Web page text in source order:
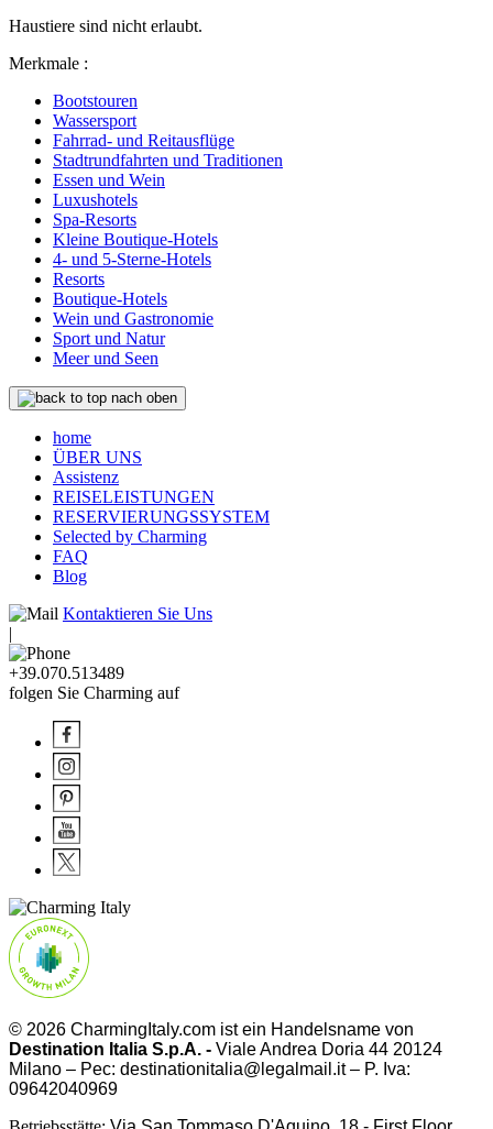
Haustiere sind nicht erlaubt.
Merkmale :
Bootstouren
Wassersport
Fahrrad- und Reitausflüge
Stadtrundfahrten und Traditionen
Essen und Wein
Luxushotels
Spa-Resorts
Kleine Boutique-Hotels
4- und 5-Sterne-Hotels
Resorts
Boutique-Hotels
Wein und Gastronomie
Sport und Natur
Meer und Seen
nach oben
home
ÜBER UNS
Assistenz
REISELEISTUNGEN
RESERVIERUNGSSYSTEM
Selected by Charming
FAQ
Blog
Kontaktieren Sie Uns
|
+39.070.513489
folgen Sie Charming auf
© 2026 CharmingItaly.com ist ein Handelsname von
Destination Italia S.p.A. - Viale Andrea Doria 44 20124
Milano – Pec: destinationitalia@legalmail.it – P. Iva:
09642040969